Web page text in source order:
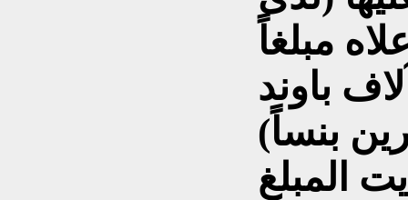
مبلغاً
آلاف باوند
المبلغ